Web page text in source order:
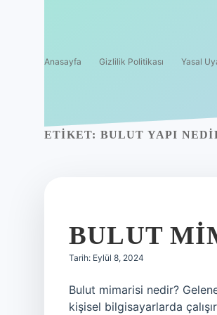
Anasayfa Gizlilik Politikası Yasal
ETIKET: BULUT YAPI
BULUT
Tarih: Eylül 8, 2024
Bulut mimarisi nedir?
kişisel bilgisayarlarda